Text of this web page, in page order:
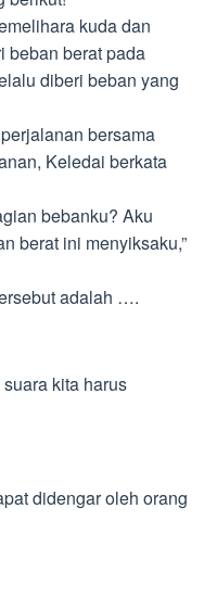
kuda dan
beban berat pada
diberi beban yang
bersama
Keledai berkata
bebanku? Aku
berat ini menyiksaku,”
adalah ….
kita harus
didengar oleh orang